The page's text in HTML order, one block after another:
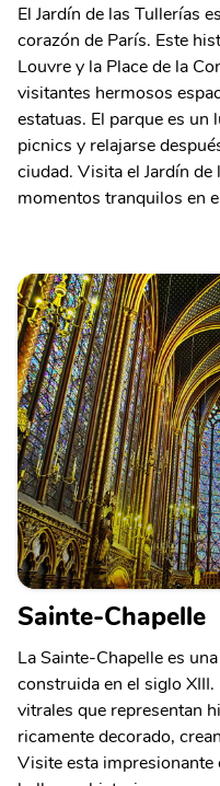
El Jardín de las Tullerías
corazón de París. Este
Louvre y la Place de la
visitantes hermosos
estatuas. El parque es un
picnics y relajarse
ciudad. Visita el Jardín
momentos tranquilos en
Sainte-Chapelle
La Sainte-Chapelle es
construida en el siglo
vitrales que representan
ricamente decorado,
Visite esta impresionante